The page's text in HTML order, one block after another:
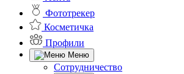
Фототрекер
Косметичка
Профили
Меню
Сотрудничество